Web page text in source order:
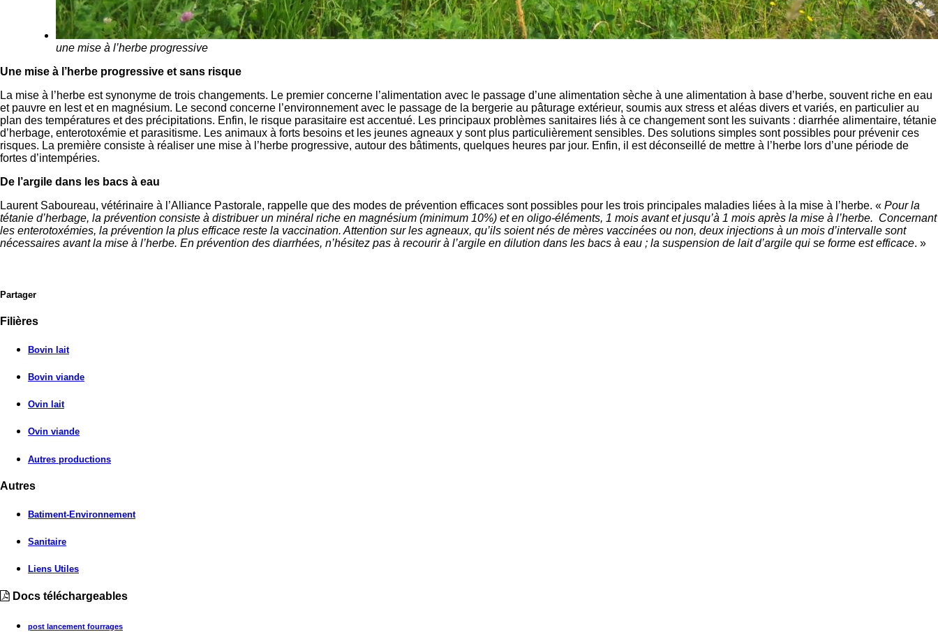
une mise à l’herbe progressive
Une mise à l’herbe progressive et sans risque
La mise à l’herbe est synonyme de trois changements. Le premier concerne l’alimentation avec le passage d’une alimentation sèche à une alimentation à base d’herbe, souvent riche en eau
et pauvre en lest et en magnésium. Le second concerne l’environnement avec le passage de la bergerie au pâturage extérieur, soumis aux stress et aléas divers et variés, en particulier au
plan des températures et des précipitations. Enfin, le risque parasitaire est accentué. Les principaux problèmes sanitaires liés à ce changement sont les suivants : diarrhée alimentaire, tétanie
d’herbage, enterotoxémie et parasitisme. Les animaux à forts besoins et les jeunes agneaux y sont plus particulièrement sensibles. Des solutions simples sont possibles pour prévenir ces
risques. La première consiste à réaliser une mise à l’herbe progressive, autour des bâtiments, quelques heures par jour. Enfin, il est déconseillé de mettre à l’herbe lors d’une période de
fortes d’intempéries.
De l’argile dans les bacs à eau
Laurent Saboureau, vétérinaire à l’Alliance Pastorale, rappelle que des modes de prévention efficaces sont possibles pour les trois principales maladies liées à la mise à l’herbe. « Pour la
tétanie d’herbage, la prévention consiste à distribuer un minéral riche en magnésium (minimum 10%) et en oligo-éléments, 1 mois avant et jusqu’à 1 mois après la mise à l’herbe. Concernant
les enterotoxémies, la prévention la plus efficace reste la vaccination. Attention sur les agneaux, qu’ils soient nés de mères vaccinées ou non, deux injections à un mois d’intervalle sont
nécessaires avant la mise à l’herbe. En prévention des diarrhées, n’hésitez pas à recourir à l’argile en dilution dans les bacs à eau ; la suspension de lait d’argile qui se forme est efficace. »
Partager
Filières
Bovin lait
Bovin viande
Ovin lait
Ovin viande
Autres productions
Autres
Batiment-Environnement
Sanitaire
Liens Utiles
Docs téléchargeables
post lancement fourrages